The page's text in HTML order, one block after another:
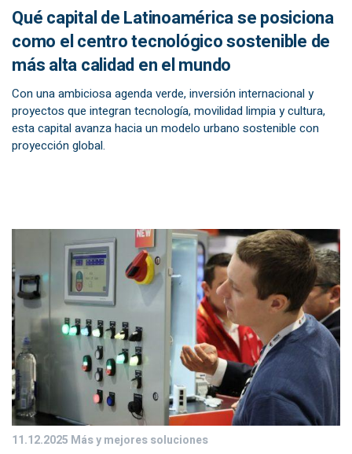
Qué capital de Latinoamérica se posiciona
como el centro tecnológico sostenible de
más alta calidad en el mundo
Con una ambiciosa agenda verde, inversión internacional y
proyectos que integran tecnología, movilidad limpia y cultura,
esta capital avanza hacia un modelo urbano sostenible con
proyección global.
11.12.2025 Más y mejores soluciones